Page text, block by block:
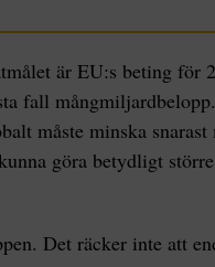
är EU:s beting för
fall
måste minska
göra betydligt större
Det räcker inte att